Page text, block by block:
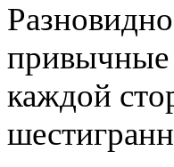
привычные
каждой